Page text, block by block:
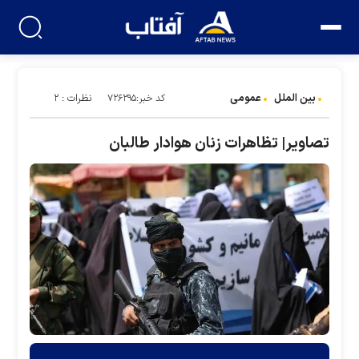
بین الملل عمومی کد خبر:۷۲۶۲۹۵ نظرات : ۲
تصاویر| تظاهرات زنان هوادار طالبان